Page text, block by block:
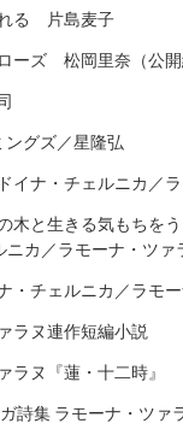
る 片島麦子
ーズ 松岡里奈（公開
グズ／星隆弘
ナ・チェルニカ／ラ
木と生きる気もちを
カ／ラモーナ・ツァ
チェルニカ／ラモー
ラヌ連作短編小説
ラヌ『蓮・十二時』
詩集 ラモーナ・ツァ